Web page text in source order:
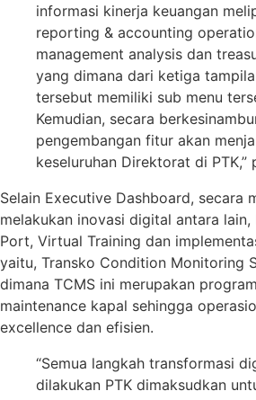
informasi kinerja keuangan
reporting & accounting
management analysis dan
yang dimana dari ketiga
tersebut memiliki sub menu
Kemudian, secara
pengembangan fitur akan
keseluruhan Direktorat di PTK,”
Selain Executive Dashboard, secara
melakukan inovasi digital antara
Port, Virtual Training dan
yaitu, Transko Condition Monitoring
dimana TCMS ini merupakan
maintenance kapal sehingga
excellence dan efisien.
“Semua langkah transformasi
dilakukan PTK dimaksudkan